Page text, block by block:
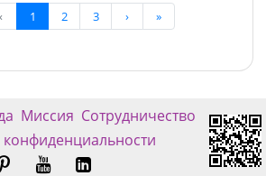
‹ 1 2 3 › »
Миссия Сотрудничество